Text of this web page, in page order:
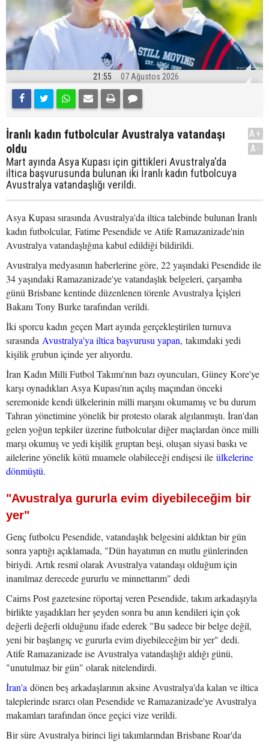
21:55 07 Ağustos 2026
İranlı kadın futbolcular Avustralya vatandaşı
oldu
Mart ayında Asya Kupası için gittikleri Avustralya'da
iltica başvurusunda bulunan iki İranlı kadın futbolcuya
Avustralya vatandaşlığı verildi.
A+
A-
Asya Kupası sırasında Avustralya'da iltica talebinde bulunan İranlı
kadın futbolcular, Fatime Pesendide ve Atife Ramazanizade'nin
Avustralya vatandaşlığına kabul edildiği bildirildi.
Avustralya medyasının haberlerine göre, 22 yaşındaki Pesendide ile
34 yaşındaki Ramazanizade'ye vatandaşlık belgeleri, çarşamba
günü Brisbane kentinde düzenlenen törenle Avustralya İçişleri
Bakanı Tony Burke tarafından verildi.
İki sporcu kadın geçen Mart ayında gerçekleştirilen turnuva
sırasında Avustralya'ya iltica başvurusu yapan, takımdaki yedi
kişilik grubun içinde yer alıyordu.
İran Kadın Milli Futbol Takımı'nın bazı oyuncuları, Güney Kore'ye
karşı oynadıkları Asya Kupası'nın açılış maçından önceki
seremonide kendi ülkelerinin milli marşını okumamış ve bu durum
Tahran yönetimine yönelik bir protesto olarak algılanmıştı. İran'dan
gelen yoğun tepkiler üzerine futbolcular diğer maçlardan önce milli
marşı okumuş ve yedi kişilik gruptan beşi, oluşan siyasi baskı ve
ailelerine yönelik kötü muamele olabileceği endişesi ile ülkelerine
dönmüştü.
"Avustralya gururla evim diyebileceğim bir
yer"
Genç futbolcu Pesendide, vatandaşlık belgesini aldıktan bir gün
sonra yaptığı açıklamada, "Dün hayatımın en mutlu günlerinden
biriydi. Artık resmî olarak Avustralya vatandaşı olduğum için
inanılmaz derecede gururlu ve minnettarım" dedi
Cairns Post gazetesine röportaj veren Pesendide, takım arkadaşıyla
birlikte yaşadıkları her şeyden sonra bu anın kendileri için çok
değerli değerli olduğunu ifade ederek "Bu sadece bir belge değil,
yeni bir başlangıç ve gururla evim diyebileceğim bir yer" dedi.
Atife Ramazanizade ise Avustralya vatandaşlığı aldığı günü,
"unutulmaz bir gün" olarak nitelendirdi.
İran'a dönen beş arkadaşlarının aksine Avustralya'da kalan ve iltica
taleplerinde ısrarcı olan Pesendide ve Ramazanizade'ye Avustralya
makamları tarafından önce geçici vize verildi.
Bir süre Avustralya birinci ligi takımlarından Brisbane Roar'da